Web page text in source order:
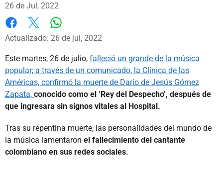
26 de Jul, 2022
Facebook
X
Actualizado: 26 de jul, 2022
Este martes, 26 de julio, falleció un grande de la música
popular; a través de un comunicado, la Clínica de las
Américas, confirmó la muerte de Darío de Jesús Gómez
Zapata, conocido como el ‘Rey del Despecho’, después de
que ingresara sin signos vitales al Hospital.
Tras su repentina muerte, las personalidades del mundo de
la música lamentaron el fallecimiento del cantante
colombiano en sus redes sociales.